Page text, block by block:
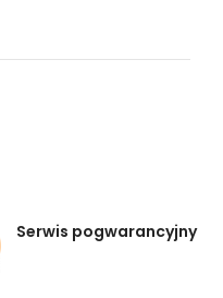
Serwis pogwarancyjny